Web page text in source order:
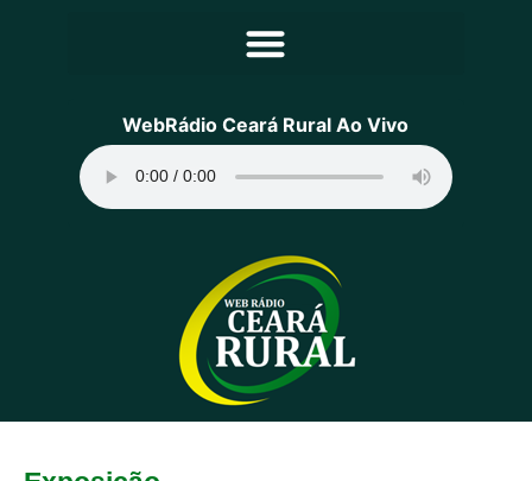
Principal
Programação
Equipe
Contato
Sobre
WebRádio Ceará Rural Ao Vivo